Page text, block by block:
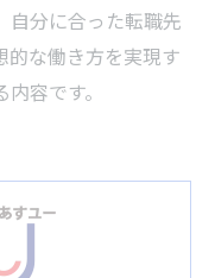
自分に合った転職先
的な働き方を実現す
容です。